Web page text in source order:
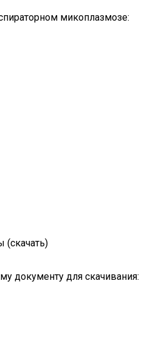
микоплазмозе:
(скачать)
документу для скачивания: